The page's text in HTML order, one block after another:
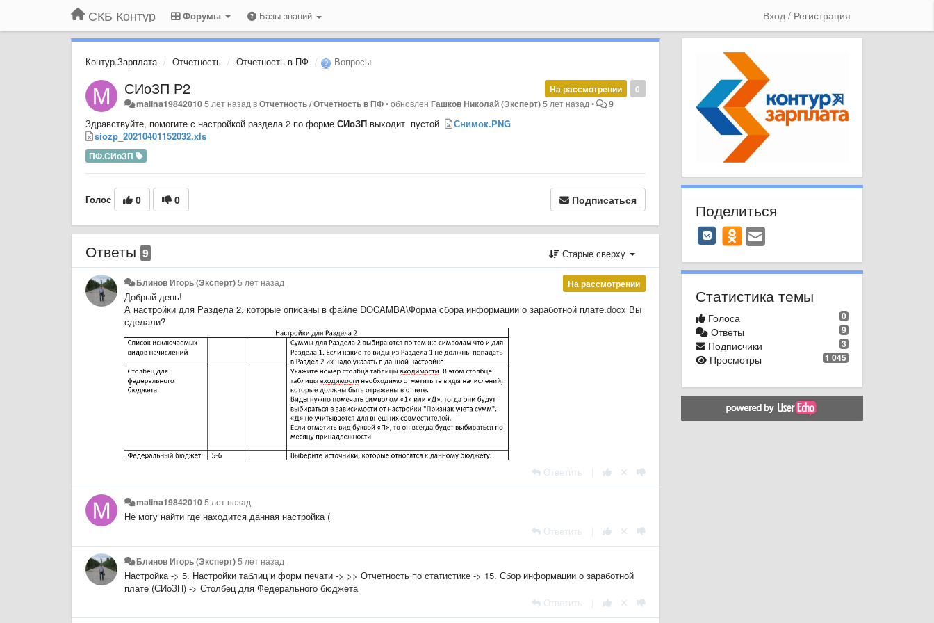
СКБ Контур Форумы Базы знаний Вход / Регистрация
Контур.Зарплата Отчетность Отчетность в ПФ Вопросы
0
На рассмотрении
СИоЗП Р2
malina198420105 лет назад вОтчетность / Отчетность в ПФ•обновленГашков Николай (Эксперт)5 лет назад • 9
Здравствуйте, помогите с настройкой раздела 2 по форме СИоЗП выходит пустой
Снимок.PNG
siozp_20210401152032.xls
ПФ.СИоЗП
Голос 0 0 Подписаться
Ответы 9 Старые сверху
На рассмотрении
Блинов Игорь (Эксперт)5 лет назад
Добрый день!
А настройки для Раздела 2, которые описаны в файле DOCAMBA\Форма сбора информации о заработной плате.docx Вы
сделали?
Ответить
malina198420105 лет назад
Не могу найти где находится данная настройка (
Ответить
Блинов Игорь (Эксперт)5 лет назад
Настройка -> 5. Настройки таблиц и форм печати -> >> Отчетность по статистике -> 15. Сбор информации о заработной
плате (СИоЗП) -> Столбец для Федерального бюджета
Ответить
Поделиться
Статистика темы
0
Голоса
9
Ответы
3
Подписчики
1 045
Просмотры